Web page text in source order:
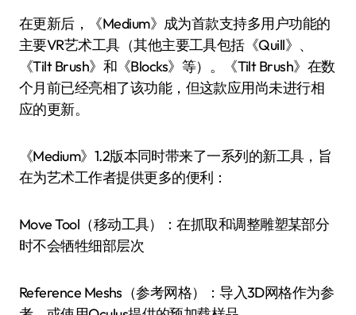
在更新后，《Medium》成为首款支持多用户功能的
主要VR艺术工具（其他主要工具包括《Quill》、
《Tilt Brush》和《Blocks》等）。《Tilt Brush》在数
个月前已经亮相了该功能，但这款应用尚未进行相
应的更新。
《Medium》1.2版本同时带来了一系列的新工具，旨
在为艺术工作者提供更多的便利：
Move Tool（移动工具）：在抓取和调整雕塑某部分
时不会牺牲细部层次
Reference Meshs（参考网格）：导入3D网格作为参